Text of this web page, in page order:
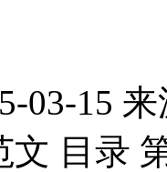
03-15 来
目录